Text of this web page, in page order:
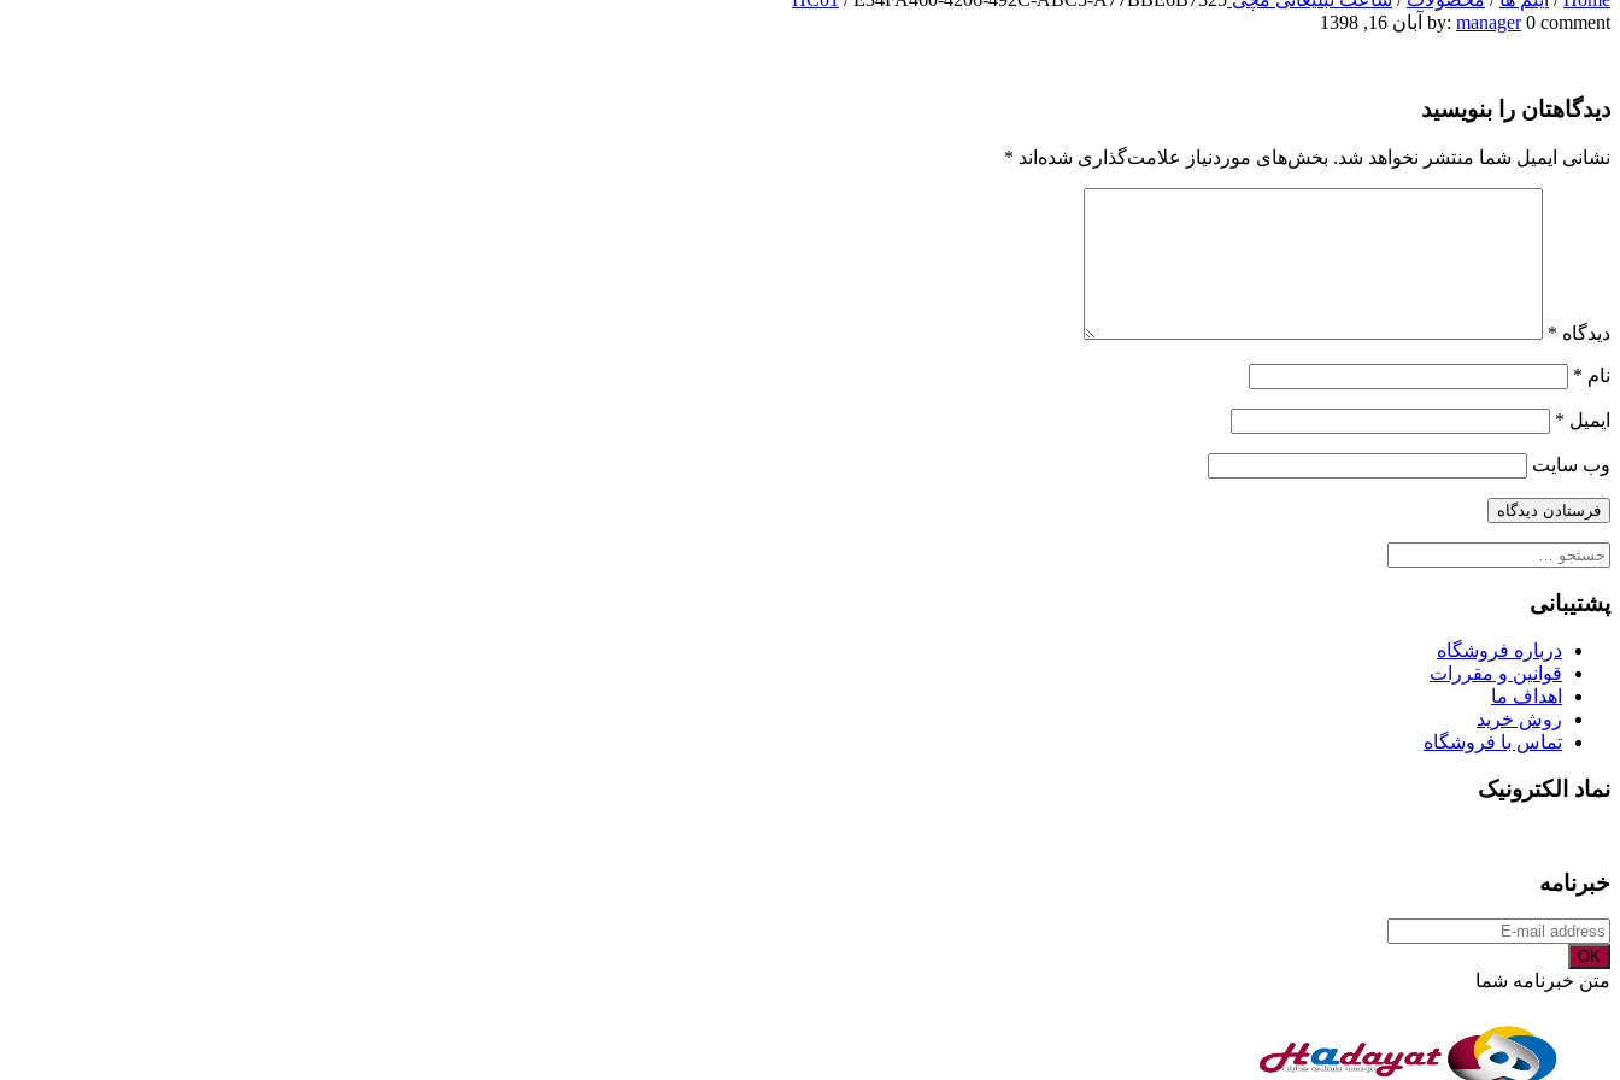
E34FA460-
492C-
ABC5-
by: manager 0 comment آبان 16, 1398
دیدگاهتان را بنویسید
نشانی ایمیل شما منتشر نخواهد شد. بخش‌های موردنیاز علامت‌گذاری شده‌اند *
دیدگاه *
نام *
ایمیل *
وب‌ سایت
جستجو
پشتیبانی
درباره فروشگاه
قوانین و مقررات
اهداف ما
روش خرید
تماس با فروشگاه
نماد الکترونیک
خبرنامه
OK
متن خبرنامه شما